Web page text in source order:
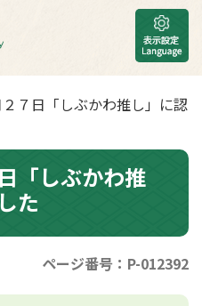
７日「しぶかわ推し」に認
「しぶかわ推
た
ページ番号：P-012392